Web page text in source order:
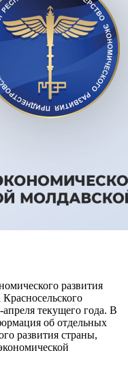
развития
текущего года. В
об отдельных
развития страны,